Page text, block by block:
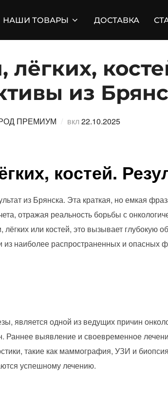
НАШИ ТОВАРЫ ДОСТАВКА
лёгких,
из
ПРЕМИУМ вклОпубликовано
22.10.2025
костей.
из Брянска. Эта краткая, но емкая
отражая реальность борьбы с
лёгких или костей, это вызывает глубокую
наиболее распространенных и
является одной из ведущих причин
Раннее выявление и своевременное
такие как маммография, УЗИ и
успешному лечению.